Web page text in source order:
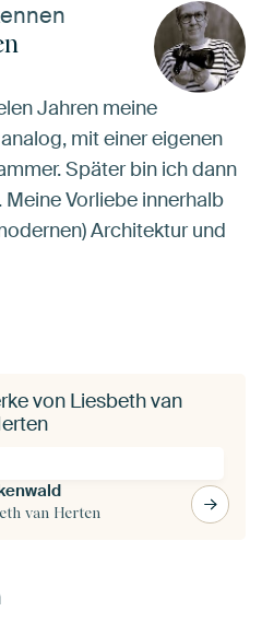
Jahren meine
mit einer eigenen
Später bin ich dann
Vorliebe innerhalb
Architektur und
von Liesbeth van
van Herten